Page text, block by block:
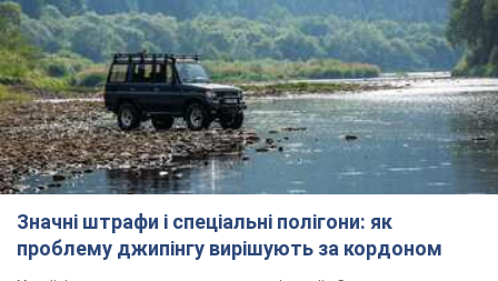
Значні штрафи і спеціальні полігони: як
проблему джипінгу вирішують за кордоном